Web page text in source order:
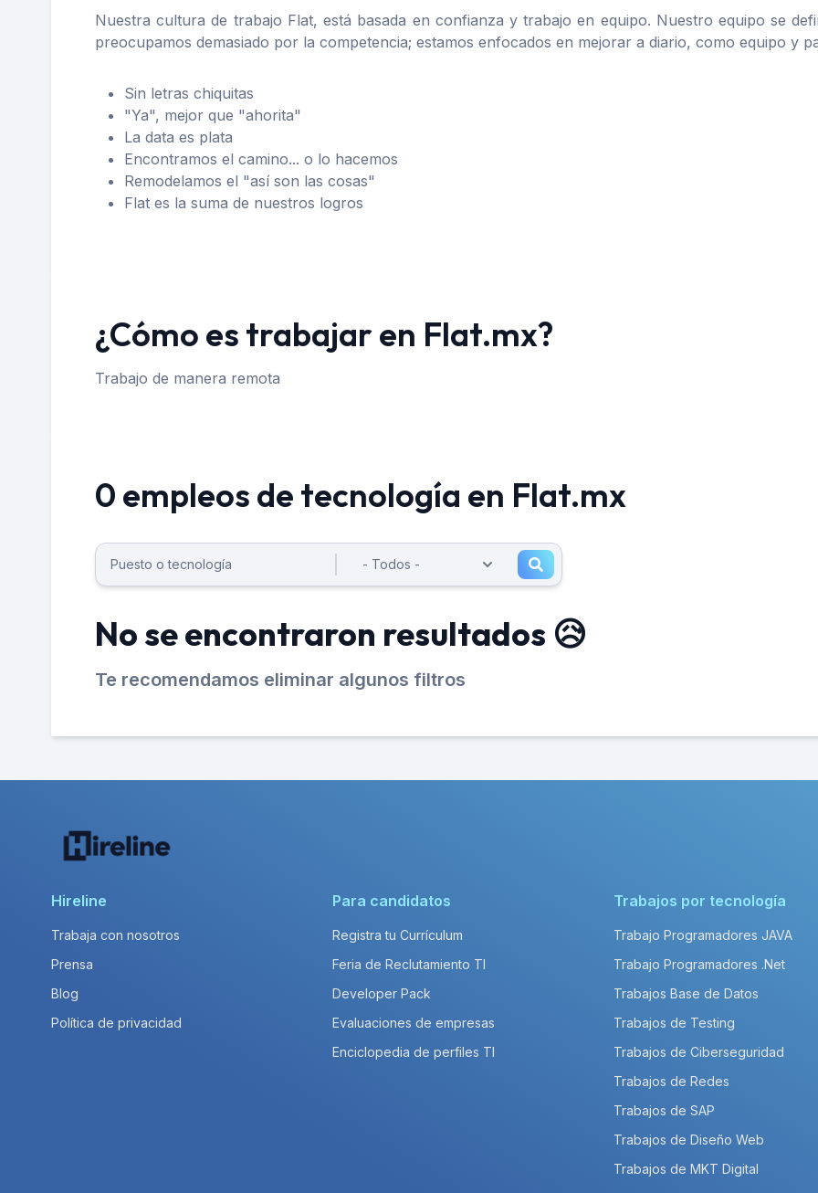
Nuestra cultura de trabajo Flat, está basada en confianza y trabajo en equipo. Nuestro equipo se
preocupamos demasiado por la competencia; estamos enfocados en mejorar a diario, como equipo y
Sin letras chiquitas
"Ya", mejor que "ahorita"
La data es plata
Encontramos el camino... o lo hacemos
Remodelamos el "así son las cosas"
Flat es la suma de nuestros logros
¿Cómo es trabajar en Flat.mx?
Trabajo de manera remota
0 empleos de tecnología en Flat.mx
No se encontraron resultados 😥
Te recomendamos eliminar algunos filtros
Hireline
Trabaja con nosotros
Prensa
Blog
Política de privacidad
Para candidatos
Registra tu Currículum
Feria de Reclutamiento TI
Developer Pack
Evaluaciones de empresas
Enciclopedia de perfiles TI
Trabajos por tecnología
Trabajo Programadores JAVA
Trabajo Programadores .Net
Trabajos Base de Datos
Trabajos de Testing
Trabajos de Ciberseguridad
Trabajos de Redes
Trabajos de SAP
Trabajos de Diseño Web
Trabajos de MKT Digital